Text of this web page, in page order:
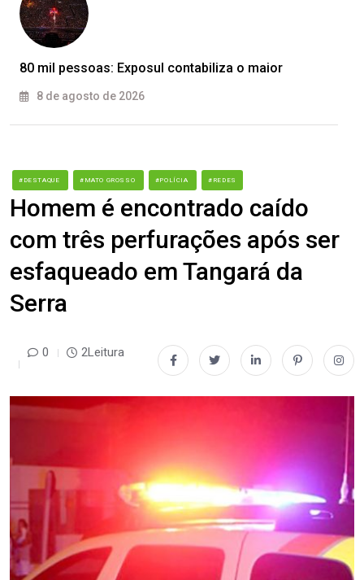
80 mil pessoas: Exposul contabiliza o maior
8 de agosto de 2026
#DESTAQUE #MATO GROSSO #POLÍCIA #REDES
Homem é encontrado caído
com três perfurações após ser
esfaqueado em Tangará da
Serra
0 2Leitura